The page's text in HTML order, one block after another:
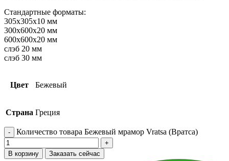
Стандартные форматы:
305х305х10 мм
300х600х20 мм
600х600х20 мм
слэб 20 мм
слэб 30 мм
Цвет Бежевый
Страна Греция
Количество товара Бежевый мрамор Vratsa (Вратса)
В корзину Заказать сейчас